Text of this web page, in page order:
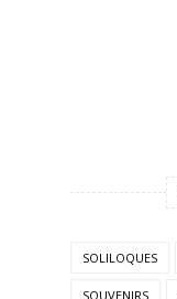
SOLILOQUES
SOUVENIRS